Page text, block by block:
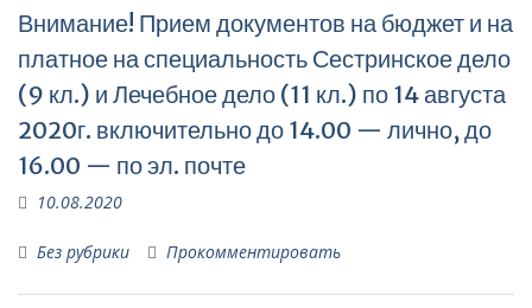
Внимание! Прием документов на бюджет и на
платное на специальность Сестринское дело
(9 кл.) и Лечебное дело (11 кл.) по 14 августа
2020г. включительно до 14.00 — лично, до
16.00 — по эл. почте
10.08.2020
Без рубрики Прокомментировать